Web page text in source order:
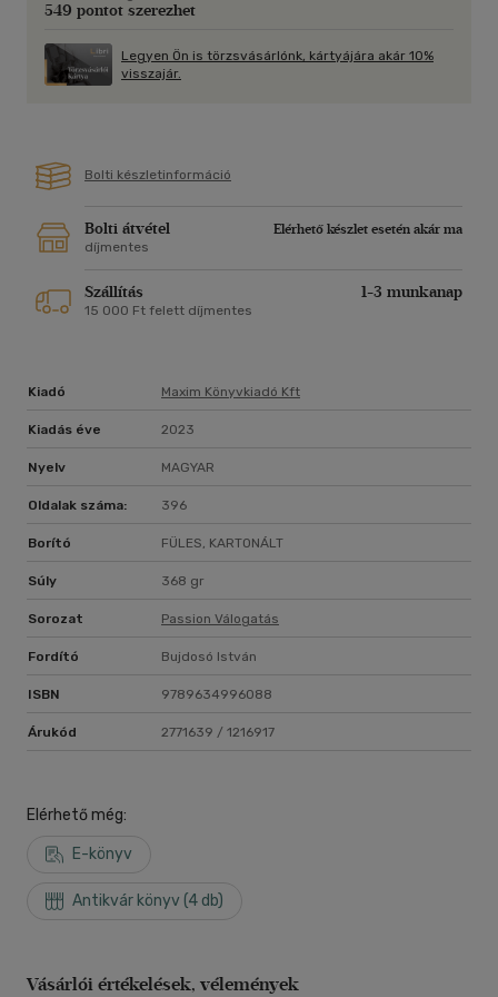
Az ő szerelmüknek nem lett volna szabad megtörténnie,
mégis megtörtént. De olyan titkokat is a felszínre hozott,
amelyek mindkettőjüket tönkretehetik, és persze mindent,
549 pontot szerezhet
Legyen Ön is törzsvásárlónk, kártyájára akár 10%
visszajár.
Bolti készletinformáció
Bolti átvétel
Elérhető készlet esetén akár ma
díjmentes
Szállítás 1-3 munkanap
15 000 Ft felett díjmentes
Kiadó Maxim Könyvkiadó Kft
Kiadás éve 2023
Nyelv MAGYAR
Oldalak száma: 396
Borító FÜLES, KARTONÁLT
Súly 368 gr
Sorozat Passion Válogatás
Fordító Bujdosó István
ISBN 9789634996088
Árukód 2771639 / 1216917
Elérhető még:
E-könyv
Antikvár könyv (4 db)
Vásárlói értékelések, vélemények